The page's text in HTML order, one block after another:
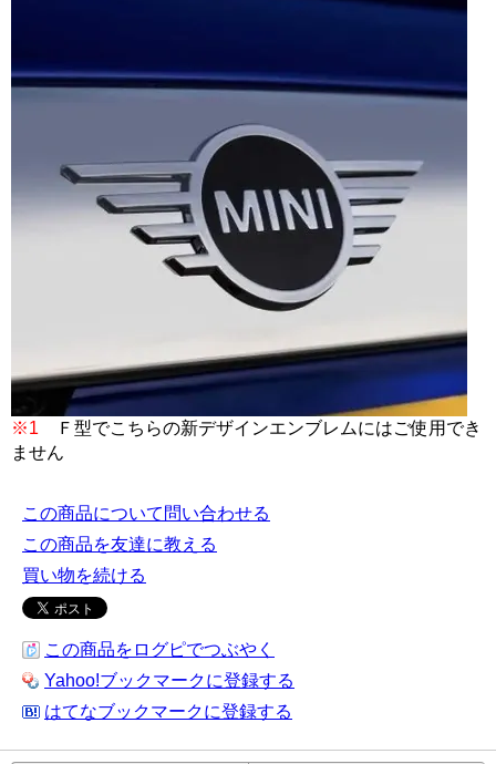
※1 Ｆ型でこちらの新デザインエンブレムにはご使用でき
ません
この商品について問い合わせる
この商品を友達に教える
買い物を続ける
この商品をログピでつぶやく
Yahoo!ブックマークに登録する
はてなブックマークに登録する